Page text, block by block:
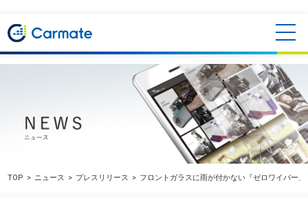
TOP ニュース プレスリリース フロントガラスに雨が付かない『ゼロワイパー